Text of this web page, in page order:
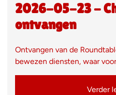
2026-05-23 -
ontvangen
Ontvangen van de
bewezen diensten, waar
Verder